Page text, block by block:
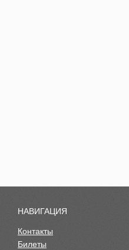
НАВИГАЦИЯ
Контакты
Билеты